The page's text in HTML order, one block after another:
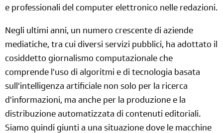
e professionali del computer elettronico nelle redazioni.
Negli ultimi anni, un numero crescente di aziende
mediatiche, tra cui diversi servizi pubblici, ha adottato il
cosiddetto giornalismo computazionale che
comprende l’uso di algoritmi e di tecnologia basata
sull’intelligenza artificiale non solo per la ricerca
d’informazioni, ma anche per la produzione e la
distribuzione automatizzata di contenuti editoriali.
Siamo quindi giunti a una situazione dove le macchine